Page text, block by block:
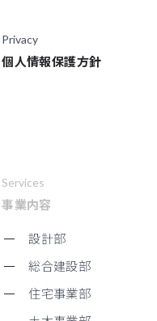
Services
事業内容
設計部
総合建設部
住宅事業部
Privacy
個人情報保護方針